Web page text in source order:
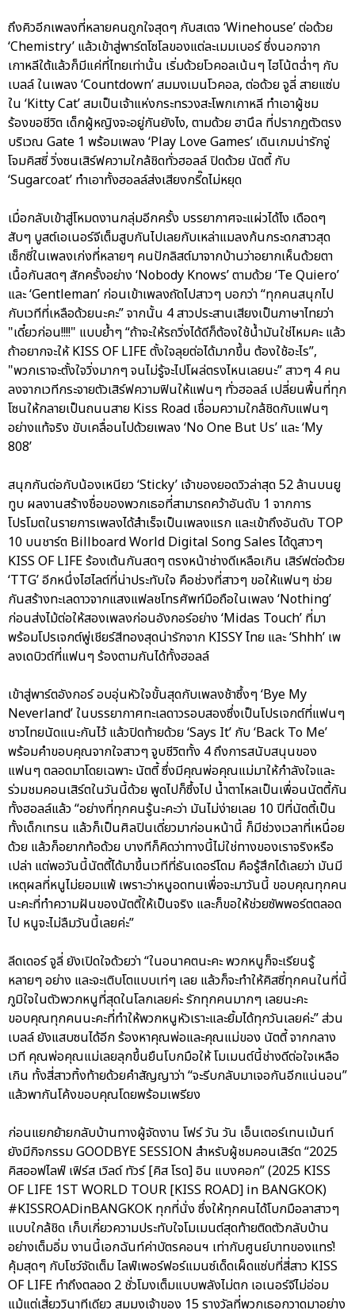
ถึงคิวอีกเพลงที่หลายคนถูกใจสุดๆ กับสเตจ ‘Winehouse’ ต่อด้วย
‘Chemistry’ แล้วเข้าสู่พาร์ตโซโลของแต่ละเมมเบอร์ ซึ่งนอกจาก
เกาหลีใต้แล้วก็มีแค่ที่ไทยเท่านั้น เริ่มด้วยโวคอลเน้นๆ ไฮโน้ตฉ่ำๆ กับ
เบลล์ ในเพลง ‘Countdown’ สมมงเมนโวคอล, ต่อด้วย จูลี่ สายแซ่บ
ใน ‘Kitty Cat’ สมเป็นเจ้าแห่งกระทรวงสะโพกเกาหลี ทำเอาผู้ชม
ร้องขอชีวิต เด็กผู้หญิงจะอยู่กันยังไง, ตามด้วย ฮานึล ที่ปรากฏตัวตรง
บริเวณ Gate 1 พร้อมเพลง ‘Play Love Games’ เดินเกมน่ารักจู่
โจมคิสซี่ วิ่งซนเสิร์ฟความใกล้ชิดทั่วฮอลล์ ปิดด้วย นัตตี้ กับ
‘Sugarcoat’ ทำเอาทั้งฮอลล์ส่งเสียงกรี๊ดไม่หยุด
เมื่อกลับเข้าสู่โหมดงานกลุ่มอีกครั้ง บรรยากาศจะแผ่วได้ไง เดือดๆ
สับๆ บูสต์เอเนอร์จีเต็มสูบกันไปเลยกับเหล่าแมลงก้นกระดกสาวสุด
เซ็กซี่ในเพลงเก่งที่หลายๆ คนปักลิสต์มาจากบ้านว่าอยากเห็นด้วยตา
เนื้อกันสดๆ สักครั้งอย่าง ‘Nobody Knows’ ตามด้วย ‘Te Quiero’
และ ‘Gentleman’ ก่อนเข้าเพลงถัดไปสาวๆ บอกว่า “ทุกคนสนุกไป
กับเวทีที่เหลือด้วยนะคะ” จากนั้น 4 สาวประสานเสียงเป็นภาษาไทยว่า
"เดี๋ยวก่อน!!!!" แบบย้ำๆ “ถ้าจะให้รถวิ่งได้ดีก็ต้องใช้น้ำมันใช่ไหมคะ แล้ว
ถ้าอยากจะให้ KISS OF LIFE ตั้งใจลุยต่อได้มากขึ้น ต้องใช้อะไร”,
"พวกเราจะตั้งใจวิ่งมากๆ จนไม่รู้จะไปโผล่ตรงไหนเลยนะ” สาวๆ 4 คน
ลงจากเวทีกระจายตัวเสิร์ฟความฟินให้แฟนๆ ทั่วฮอลล์ เปลี่ยนพื้นที่ทุก
โซนให้กลายเป็นถนนสาย Kiss Road เชื่อมความใกล้ชิดกับแฟนๆ
อย่างแท้จริง ขับเคลื่อนไปด้วยเพลง ‘No One But Us’ และ ‘My
808’
สนุกกันต่อกับน้องเหนียว ‘Sticky’ เจ้าของยอดวิวล่าสุด 52 ล้านบนยู
ทูบ ผลงานสร้างชื่อของพวกเธอที่สามารถคว้าอันดับ 1 จากการ
โปรโมตในรายการเพลงได้สำเร็จเป็นเพลงแรก และเข้าถึงอันดับ TOP
10 บนชาร์ต Billboard World Digital Song Sales ได้ดูสาวๆ
KISS OF LIFE ร้องเต้นกันสดๆ ตรงหน้าช่างดีเหลือเกิน เสิร์ฟต่อด้วย
‘TTG’ อีกหนึ่งไฮไลต์ที่น่าประทับใจ คือช่วงที่สาวๆ ขอให้แฟนๆ ช่วย
กันสร้างทะเลดาวจากแสงแฟลชโทรศัพท์มือถือในเพลง ‘Nothing’
ก่อนส่งไม้ต่อให้สองเพลงก่อนอังกอร์อย่าง ‘Midas Touch’ ที่มา
พร้อมโปรเจกต์พู่เชียร์สีทองสุดน่ารักจาก KISSY ไทย และ ‘Shhh’ เพ
ลงเดบิวต์ที่แฟนๆ ร้องตามกันได้ทั้งฮอลล์
เข้าสู่พาร์ตอังกอร์ อบอุ่นหัวใจขั้นสุดกับเพลงช้าซึ้งๆ ‘Bye My
Neverland’ ในบรรยากาศทะเลดาวรอบสองซึ่งเป็นโปรเจกต์ที่แฟนๆ
ชาวไทยนัดแนะกันไว้ แล้วปิดท้ายด้วย ‘Says It’ กับ ‘Back To Me’
พร้อมคำขอบคุณจากใจสาวๆ จูบชีวิตทั้ง 4 ถึงการสนับสนุนของ
แฟนๆ ตลอดมาโดยเฉพาะ นัตตี้ ซึ่งมีคุณพ่อคุณแม่มาให้กำลังใจและ
ร่วมชมคอนเสิร์ตในวันนี้ด้วย พูดไปก็ซึ้งไป น้ำตาไหลเป็นเพื่อนนัตตี้กัน
ทั้งฮอลล์แล้ว “อย่างที่ทุกคนรู้นะคะว่า มันไม่ง่ายเลย 10 ปีที่นัตตี้เป็น
ทั้งเด็กเทรน แล้วก็เป็นศิลปินเดี่ยวมาก่อนหน้านี้ ก็มีช่วงเวลาที่เหนื่อย
ด้วย แล้วก็อยากท้อด้วย บางทีก็คิดว่าทางนี้ไม่ใช่ทางของเราจริงหรือ
เปล่า แต่พอวันนี้นัตตี้ได้มาขึ้นเวทีที่ธันเดอร์โดม คือรู้สึกได้เลยว่า มันมี
เหตุผลที่หนูไม่ยอมแพ้ เพราะว่าหนูอดทนเพื่อจะมาวันนี้ ขอบคุณทุกคน
นะคะที่ทำความฝันของนัตตี้ให้เป็นจริง และก็ขอให้ช่วยซัพพอร์ตตลอด
ไป หนูจะไม่ลืมวันนี้เลยค่ะ”
ลีดเดอร์ จูลี่ ยังเปิดใจด้วยว่า “ในอนาคตนะคะ พวกหนูก็จะเรียนรู้
หลายๆ อย่าง และจะเติบโตแบบเท่ๆ เลย แล้วก็จะทำให้คิสซี่ทุกคนในที่นี้
ภูมิใจในตัวพวกหนูที่สุดในโลกเลยค่ะ รักทุกคนมากๆ เลยนะคะ
ขอบคุณทุกคนนะคะที่ทำให้พวกหนูหัวเราะและยิ้มได้ทุกวันเลยค่ะ” ส่วน
เบลล์ ยังแสบซนได้อีก ร้องหาคุณพ่อและคุณแม่ของ นัตตี้ จากกลาง
เวที คุณพ่อคุณแม่เลยลุกขึ้นยืนโบกมือให้ โมเมนต์นี้ช่างดีต่อใจเหลือ
เกิน ทั้งสี่สาวทิ้งท้ายด้วยคำสัญญาว่า “จะรีบกลับมาเจอกันอีกแน่นอน”
แล้วพากันโค้งขอบคุณโดยพร้อมเพรียง
ก่อนแยกย้ายกลับบ้านทางผู้จัดงาน โฟร์ วัน วัน เอ็นเตอร์เทนเม้นท์
ยังมีกิจกรรม GOODBYE SESSION สำหรับผู้ชมคอนเสิร์ต “2025
คิสออฟไลฟ์ เฟิร์ส เวิลด์ ทัวร์ [คิส โรด] อิน แบงคอก” (2025 KISS
OF LIFE 1ST WORLD TOUR [KISS ROAD] in BANGKOK)
#KISSROADinBANGKOK ทุกที่นั่ง ซึ่งให้ทุกคนได้โบกมือลาสาวๆ
แบบใกล้ชิด เก็บเกี่ยวความประทับใจโมเมนต์สุดท้ายติดตัวกลับบ้าน
อย่างเต็มอิ่ม งานนี้เอกฉันท์ค่าบัตรคอนฯ เท่ากับศูนย์บาทของแทร่!
คุ้มสุดๆ กับโชว์จัดเต็ม ไลฟ์เพอร์ฟอร์แมนซ์เด็ดเผ็ดแซ่บที่สี่สาว KISS
OF LIFE ทำถึงตลอด 2 ชั่วโมงเต็มแบบพลังไม่ตก เอเนอร์จีไม่อ่อม
แม้แต่เสี้ยววินาทีเดียว สมมงเจ้าของ 15 รางวัลที่พวกเธอกวาดมาอย่าง